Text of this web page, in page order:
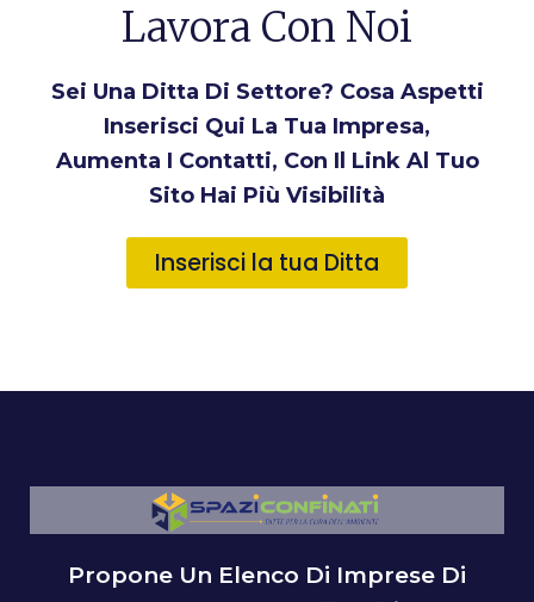
Lavora Con Noi
Sei Una Ditta Di Settore? Cosa Aspetti
Inserisci Qui La Tua Impresa,
Aumenta I Contatti, Con Il Link Al Tuo
Sito Hai Più Visibilità
Inserisci la tua Ditta
Propone Un Elenco Di Imprese Di